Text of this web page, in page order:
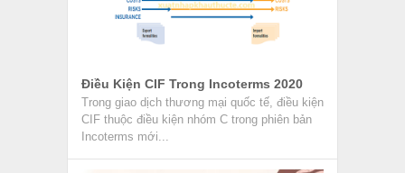
Tốt Không?
Váy công chúa từ lâu đã trở thành món đồ
được yêu thích bởi những bé gái. Chính vì